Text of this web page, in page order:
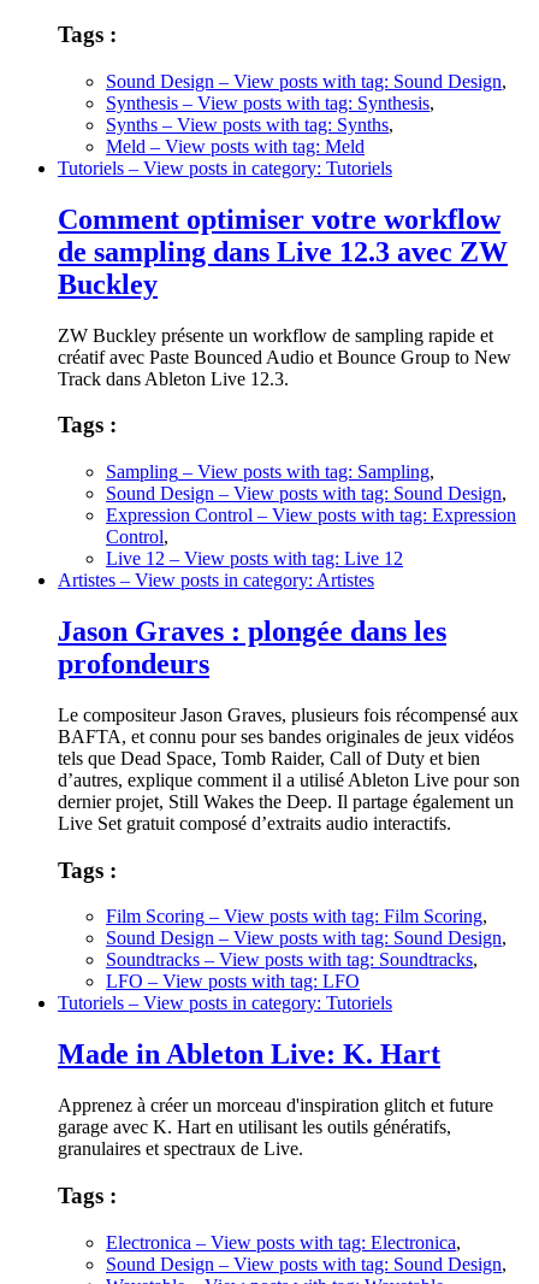
Tags :
Sound Design – View posts with tag: Sound Design,
Synthesis – View posts with tag: Synthesis,
Synths – View posts with tag: Synths,
Meld – View posts with tag: Meld
Tutoriels – View posts in category: Tutoriels
Comment optimiser votre workflow
de sampling dans Live 12.3 avec ZW
Buckley
ZW Buckley présente un workflow de sampling rapide et
créatif avec Paste Bounced Audio et Bounce Group to New
Track dans Ableton Live 12.3.
Tags :
Sampling – View posts with tag: Sampling,
Sound Design – View posts with tag: Sound Design,
Expression Control – View posts with tag: Expression
Control,
Live 12 – View posts with tag: Live 12
Artistes – View posts in category: Artistes
Jason Graves : plongée dans les
profondeurs
Le compositeur Jason Graves, plusieurs fois récompensé aux
BAFTA, et connu pour ses bandes originales de jeux vidéos
tels que Dead Space, Tomb Raider, Call of Duty et bien
d’autres, explique comment il a utilisé Ableton Live pour son
dernier projet, Still Wakes the Deep. Il partage également un
Live Set gratuit composé d’extraits audio interactifs.
Tags :
Film Scoring – View posts with tag: Film Scoring,
Sound Design – View posts with tag: Sound Design,
Soundtracks – View posts with tag: Soundtracks,
LFO – View posts with tag: LFO
Tutoriels – View posts in category: Tutoriels
Made in Ableton Live: K. Hart
Apprenez à créer un morceau d'inspiration glitch et future
garage avec K. Hart en utilisant les outils génératifs,
granulaires et spectraux de Live.
Tags :
Electronica – View posts with tag: Electronica,
Sound Design – View posts with tag: Sound Design,